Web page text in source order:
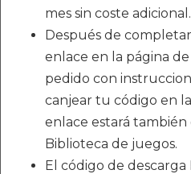
mes sin coste adicional.
Después de
enlace en la página
pedido con
canjear tu código en
enlace estará
Biblioteca de juegos.
El código de descarga